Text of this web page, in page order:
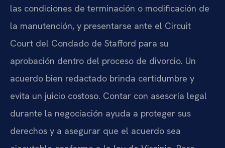
las condiciones de terminación o modificación de
la manutención, y presentarse ante el Circuit
Court del Condado de Stafford para su
aprobación dentro del proceso de divorcio. Un
acuerdo bien redactado brinda certidumbre y
evita un juicio costoso. Contar con asesoría legal
durante la negociación ayuda a proteger sus
derechos y a asegurar que el acuerdo sea